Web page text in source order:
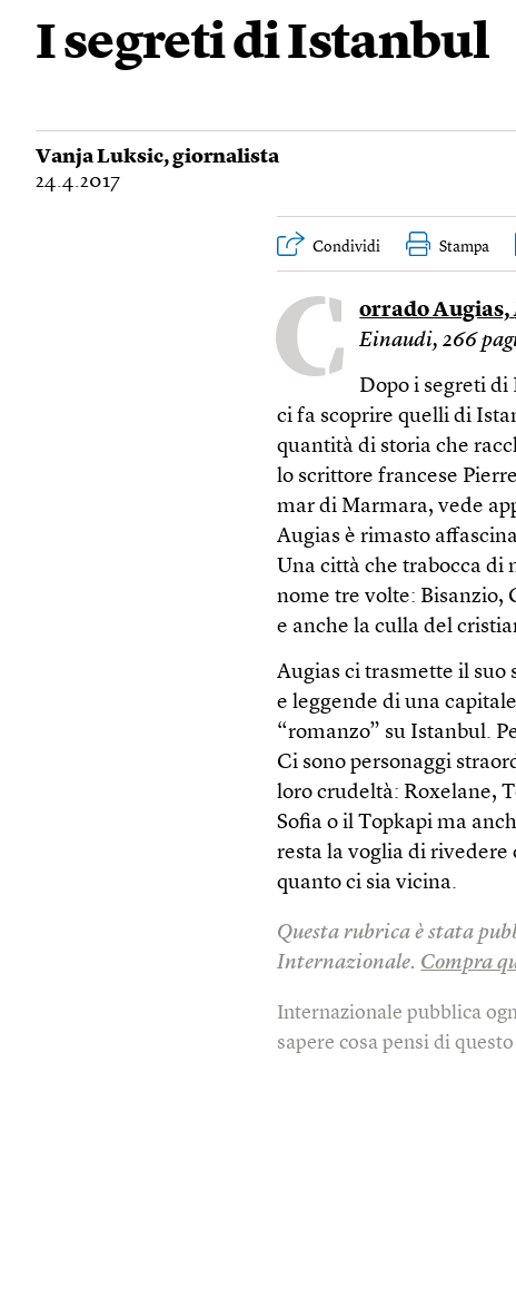
I segreti di Istanbul
Vanja Luksic, giornalista
24.4.2017
Condividi Stampa
C orrado Augias,
Einaudi, 266
Dopo i segreti di
ci fa scoprire quelli di
quantità di storia che
lo scrittore francese
mar di Marmara, vede
Augias è rimasto
Una città che trabocca di
nome tre volte: Bisanzio,
e anche la culla del
Augias ci trasmette il suo
e leggende di una
“romanzo” su Istanbul.
Ci sono personaggi
loro crudeltà: Roxelane,
Sofia o il Topkapi ma
resta la voglia di rivedere
quanto ci sia vicina.
Questa rubrica è stata
Internazionale. Compra
Internazionale pubblica
sapere cosa pensi di